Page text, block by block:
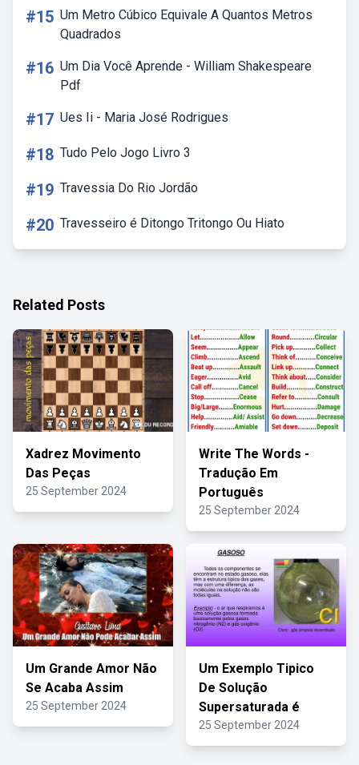
#15 Um Metro Cúbico Equivale A Quantos Metros
Quadrados
#16 Um Dia Você Aprende - William Shakespeare
Pdf
#17 Ues Ii - Maria José Rodrigues
#18 Tudo Pelo Jogo Livro 3
#19 Travessia Do Rio Jordão
#20 Travesseiro é Ditongo Tritongo Ou Hiato
Related Posts
Xadrez Movimento
Das Peças
25 September 2024
Write The Words -
Tradução Em
Português
25 September 2024
Um Grande Amor Não
Se Acaba Assim
25 September 2024
Um Exemplo Tipico
De Solução
Supersaturada é
25 September 2024